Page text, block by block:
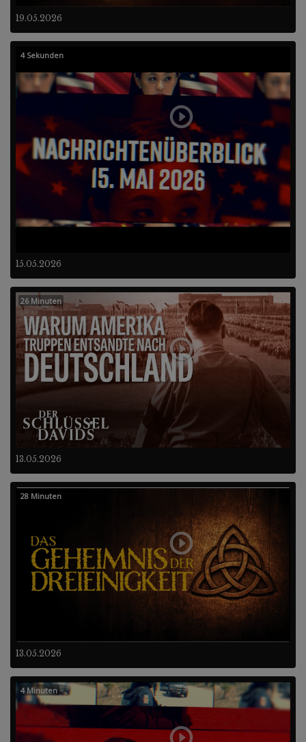
19.05.2026
15.05.2026
4 Sekunden
13.05.2026
26 Minuten
13.05.2026
28 Minuten
4 Minuten